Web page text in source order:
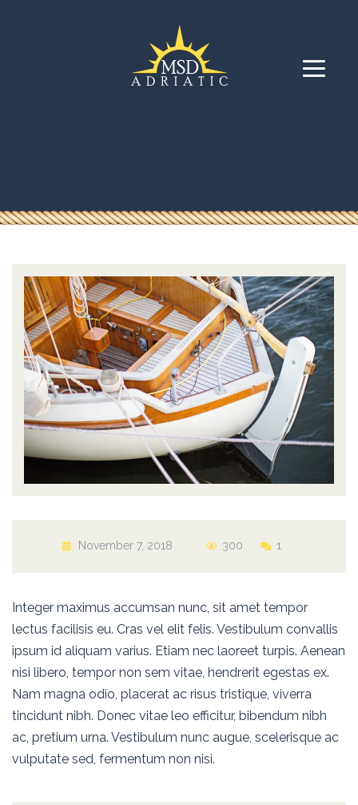
November 7, 2018 300 1
Integer maximus accumsan nunc, sit amet tempor
lectus facilisis eu. Cras vel elit felis. Vestibulum convallis
ipsum id aliquam varius. Etiam nec laoreet turpis. Aenean
nisi libero, tempor non sem vitae, hendrerit egestas ex.
Nam magna odio, placerat ac risus tristique, viverra
tincidunt nibh. Donec vitae leo efficitur, bibendum nibh
ac, pretium urna. Vestibulum nunc augue, scelerisque ac
vulputate sed, fermentum non nisi.